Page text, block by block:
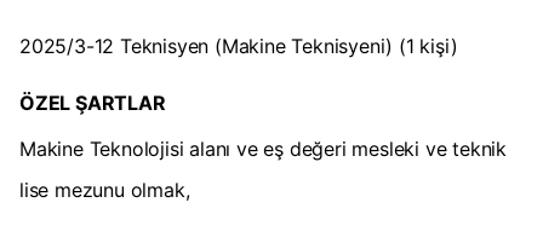
2025/3-12 Teknisyen (Makine Teknisyeni) (1 kişi)
ÖZEL ŞARTLAR
Makine Teknolojisi alanı ve eş değeri mesleki ve teknik
lise mezunu olmak,